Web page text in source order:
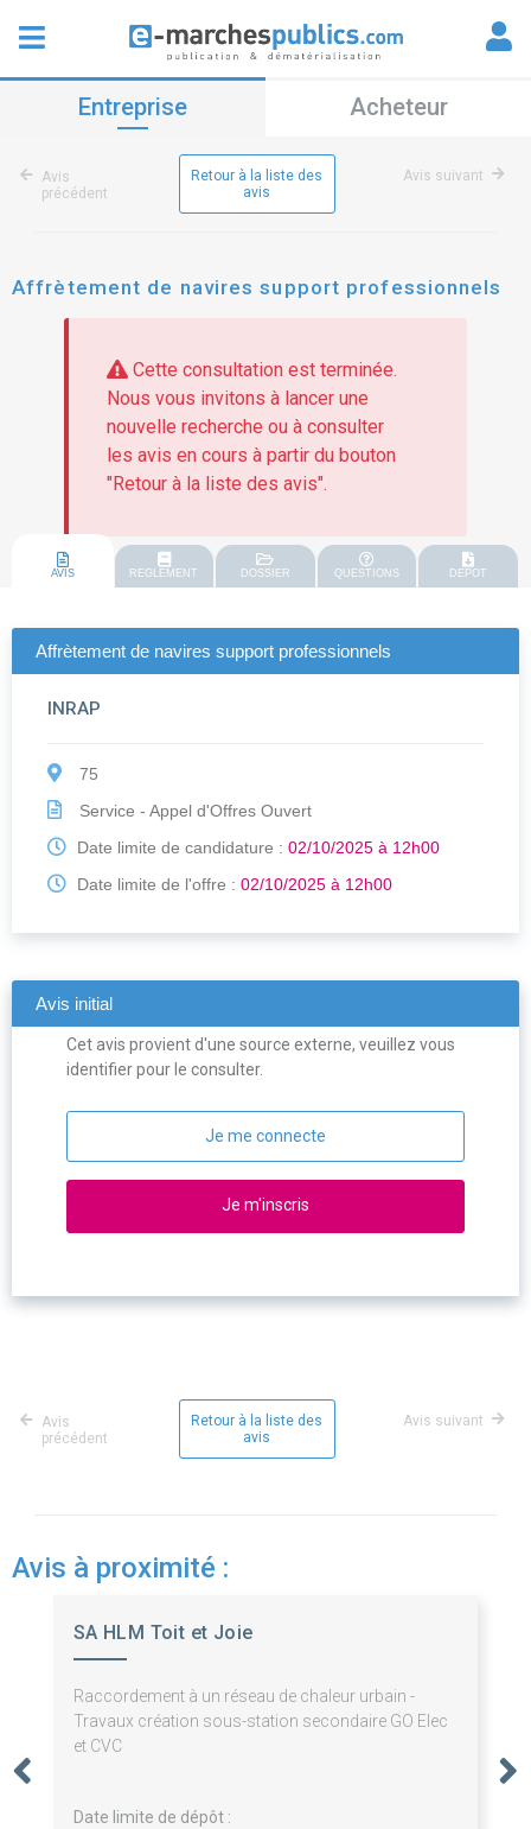
Entreprise Acheteur
Avis
précédent
Retour à la liste des
avis
Avis suivant
Affrètement de navires support professionnels
Cette consultation est terminée.
Nous vous invitons à lancer une
nouvelle recherche ou à consulter
les avis en cours à partir du bouton
"Retour à la liste des avis".
AVIS REGLEMENT DOSSIER QUESTIONS DEPOT
Affrètement de navires support professionnels
INRAP
75
Service - Appel d'Offres Ouvert
Date limite de candidature : 02/10/2025 à 12h00
Date limite de l'offre : 02/10/2025 à 12h00
Avis initial
Cet avis provient d'une source externe, veuillez vous
identifier pour le consulter.
Je me connecte
Je m'inscris
Avis
précédent
Retour à la liste des
avis
Avis suivant
Avis à proximité :
SA HLM Toit et Joie
Raccordement à un réseau de chaleur urbain -
Travaux création sous-station secondaire GO Elec
et CVC
Date limite de dépôt :